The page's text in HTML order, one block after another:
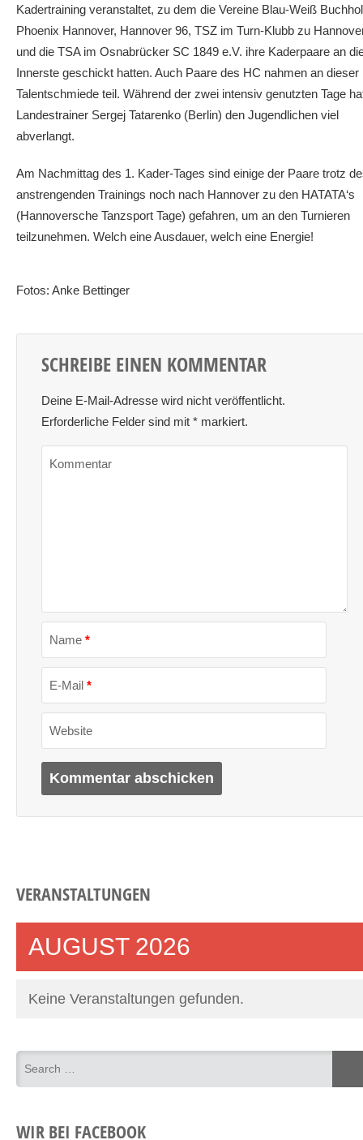
Kadertraining veranstaltet, zu dem die Vereine Blau-Weiß
Phoenix Hannover, Hannover 96, TSZ im Turn-Klubb zu
und die TSA im Osnabrücker SC 1849 e.V. ihre Kaderpaare an
Innerste geschickt hatten. Auch Paare des HC nahmen an dieser
Talentschmiede teil. Während der zwei intensiv genutzten Tage
Landestrainer Sergej Tatarenko (Berlin) den Jugendlichen viel
abverlangt.
Am Nachmittag des 1. Kader-Tages sind einige der Paare trotz
anstrengenden Trainings noch nach Hannover zu den HATATA‘s
(Hannoversche Tanzsport Tage) gefahren, um an den Turnieren
teilzunehmen. Welch eine Ausdauer, welch eine Energie!
Fotos: Anke Bettinger
SCHREIBE EINEN KOMMENTAR
Deine E-Mail-Adresse wird nicht veröffentlicht.
Erforderliche Felder sind mit * markiert.
Kommentar
Name *
E-Mail *
Website
VERANSTALTUNGEN
AUGUST 2026
Keine Veranstaltungen gefunden.
WIR BEI FACEBOOK